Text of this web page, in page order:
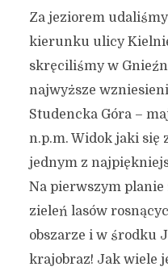
Za jeziorem
kierunku ulicy
skręciliśmy w
najwyższe
Studencka Góra –
n.p.m. Widok jaki się
jednym z
Na pierwszym planie
zieleń lasów
obszarze i w środku
krajobraz! Jak wiele